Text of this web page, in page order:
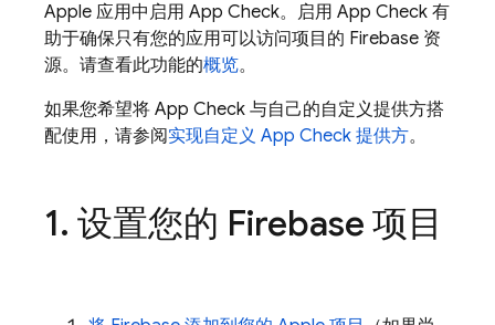
Apple 应用中启用 App Check。启用 App Check 有
助于确保只有您的应用可以访问项目的 Firebase 资
源。请查看此功能的概览。
如果您希望将 App Check 与自己的自定义提供方搭
配使用，请参阅实现自定义 App Check 提供方。
1. 设置您的 Firebase 项目